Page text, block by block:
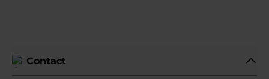
Contact